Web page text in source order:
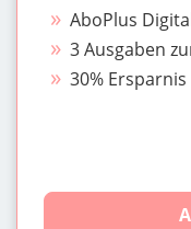
AboPlus
3 Ausgaben
30% Ersparnis